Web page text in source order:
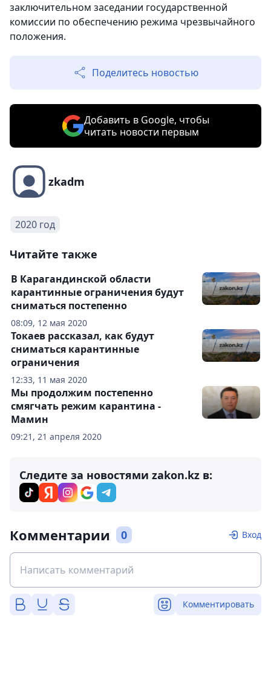
заключительном заседании государственной
комиссии по обеспечению режима чрезвычайного
положения.
Поделитесь новостью
Добавить в Google, чтобы
читать новости первым
zkadm
2020 год
Читайте также
08:09, 12 мая 2020
В Карагандинской области
карантинные ограничения будут
сниматься постепенно
12:33, 11 мая 2020
Токаев рассказал, как будут
сниматься карантинные
ограничения
09:21, 21 апреля 2020
Мы продолжим постепенно
смягчать режим карантина -
Мамин
Следите за новостями zakon.kz в:
Комментарии 0 Вход
Комментировать